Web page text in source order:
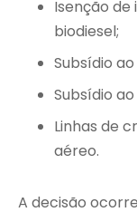
Isenção
biodiesel;
Subsídio
Subsídio
Linhas de
aéreo.
A decisão